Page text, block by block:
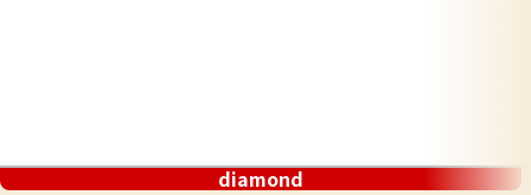
diamond